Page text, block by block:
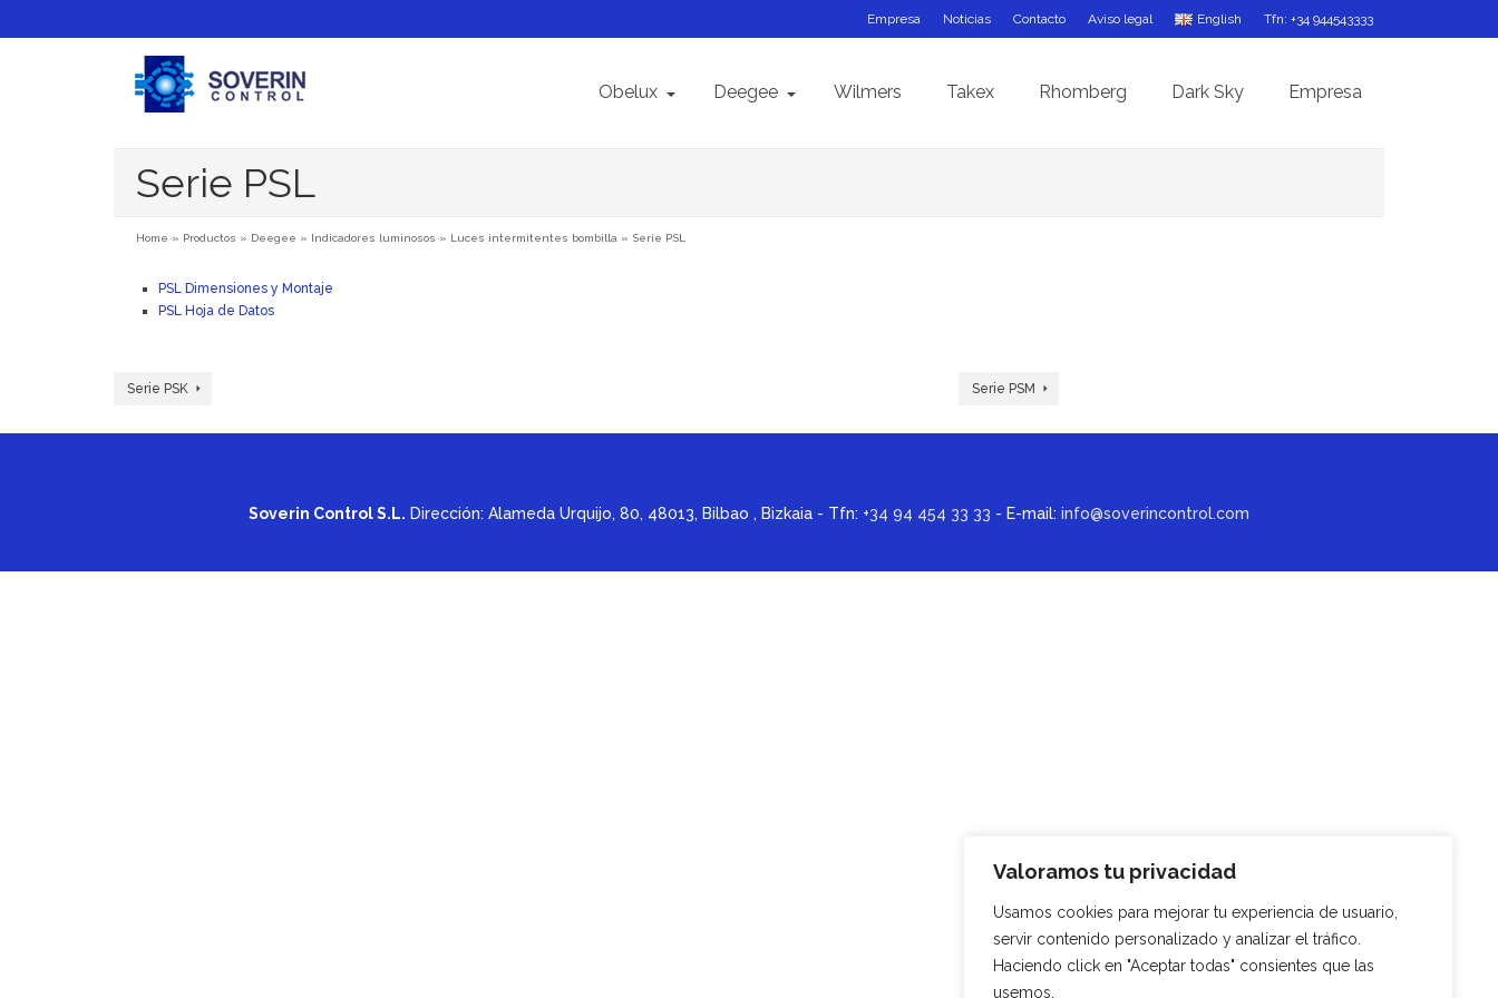
Valoramos tu privacidad
Usamos cookies para mejorar tu experiencia de usuario,
servir contenido personalizado y analizar el tráfico.
Haciendo click en "Aceptar todas" consientes que las
usemos.
Empresa Noticias Contacto Aviso legal English Tfn: +34 944543333
Obelux Deegee Wilmers Takex Rhomberg Dark Sky Empresa
Serie PSL
Home » Productos » Deegee » Indicadores luminosos » Luces intermitentes bombilla » Serie PSL
PSL Dimensiones y Montaje
PSL Hoja de Datos
Serie PSK Serie PSM
Soverin Control S.L. Dirección: Alameda Urquijo, 80, 48013, Bilbao , Bizkaia - Tfn: +34 94 454 33 33 - E-mail: info@soverincontrol.com